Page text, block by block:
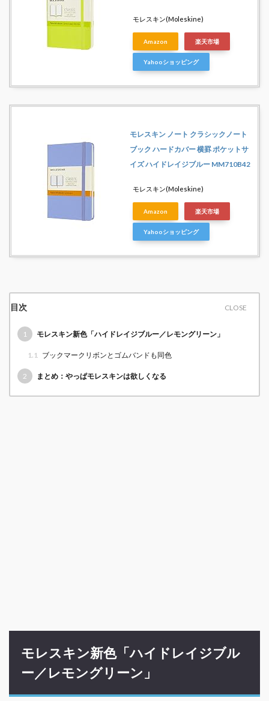
モレスキン(Moleskine)
Amazon 楽天市場
Yahooショッピング
モレスキン ノート クラシックノート
ブック ハードカバー 横罫 ポケットサ
イズ ハイドレイジブルー MM710B42
モレスキン(Moleskine)
Amazon 楽天市場
Yahooショッピング
目次
1 モレスキン新色「ハイドレイジブルー／レモングリーン」
1.1 ブックマークリボンとゴムバンドも同色
2 まとめ：やっぱモレスキンは欲しくなる
モレスキン新色「ハイドレイジブル
ー／レモングリーン」